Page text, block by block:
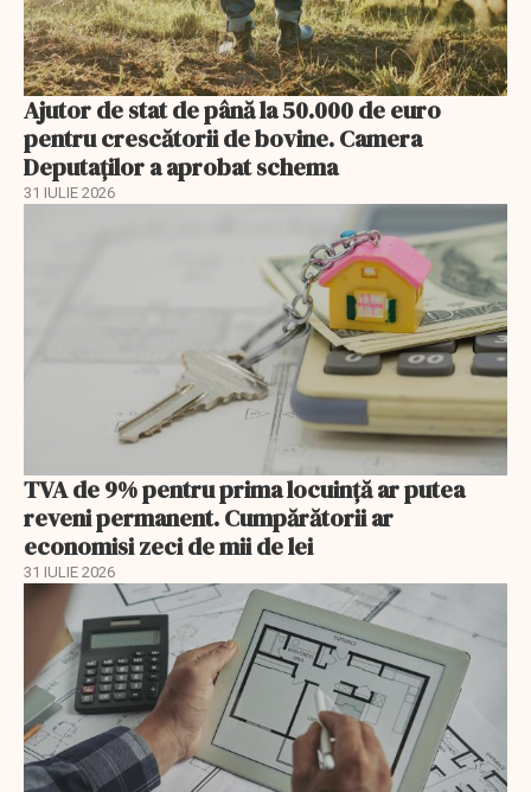
Ajutor de stat de până la 50.000 de euro
pentru crescătorii de bovine. Camera
Deputaților a aprobat schema
31 IULIE 2026
TVA de 9% pentru prima locuință ar putea
reveni permanent. Cumpărătorii ar
economisi zeci de mii de lei
31 IULIE 2026